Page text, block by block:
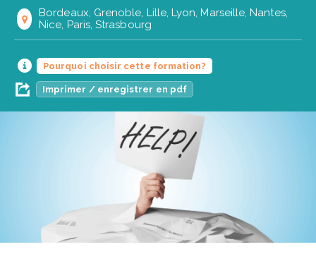
Bordeaux, Grenoble, Lille, Lyon, Marseille, Nantes,
Nice, Paris, Strasbourg
Pourquoi choisir cette formation?
Imprimer / enregistrer en pdf